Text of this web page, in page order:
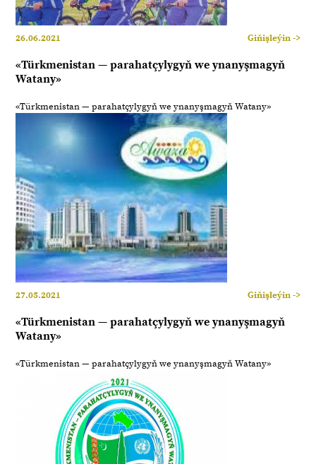
26.06.2021 Giňişleýin ->
«Türkmenistan — parahatçylygyň we ynanyşmagyň
Watany»
«Türkmenistan — parahatçylygyň we ynanyşmagyň Watany»
27.05.2021 Giňişleýin ->
«Türkmenistan — parahatçylygyň we ynanyşmagyň
Watany»
«Türkmenistan — parahatçylygyň we ynanyşmagyň Watany»